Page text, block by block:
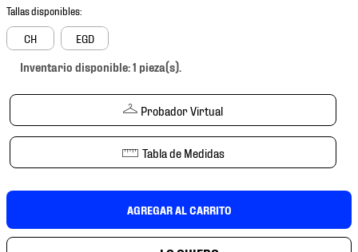
CH EGD
Inventario disponible: 1 pieza(s).
Probador Virtual
Tabla de Medidas
AGREGAR AL CARRITO
4.
tenis futbol
5.
jersey
6.
mochila
10. tenis nike